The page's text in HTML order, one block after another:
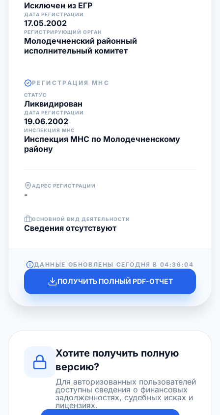
Исключен из ЕГР
ДАТА РЕГИСТРАЦИИ
17.05.2002
РЕГИСТРИРУЮЩИЙ ОРГАН
Молодечненский районный
исполнительный комитет
РЕГИСТРАЦИЯ МНС
СТАТУС
Ликвидирован
ДАТА РЕГИСТРАЦИИ
19.06.2002
ИНСПЕКЦИЯ МНС
Инспекция МНС по Молодечненскому
району
АДРЕС РЕГИСТРАЦИИ
-
ОСНОВНОЙ ВИД ДЕЯТЕЛЬНОСТИ
Cведения отсутствуют
ДАННЫЕ ОБНОВЛЕНЫ СЕГОДНЯ В 04:36:04
ПОЛУЧИТЬ ПОЛНЫЙ PDF-ОТЧЕТ
Хотите получить полную
версию?
Для авторизованных пользователей
доступны сведения о финансовых
задолженностях, судебных исках и
лицензиях.